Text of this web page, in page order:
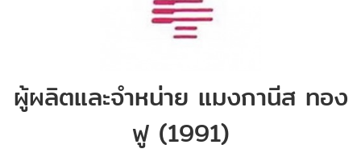
ผู้ผลิตและจำหน่าย แมงกานีส ทอง
ฟู (1991)